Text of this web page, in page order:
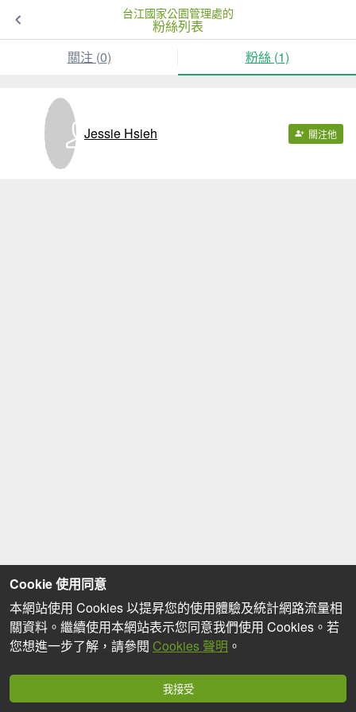
台江國家公園管理處的
粉絲列表
關注 (0) 粉絲 (1)
Jessie Hsieh 關注他
Cookie 使用同意
本網站使用 Cookies 以提昇您的使用體驗及統計網路流量相
關資料。繼續使用本網站表示您同意我們使用 Cookies。若
您想進一步了解，請參閱 Cookies 聲明 。
我接受